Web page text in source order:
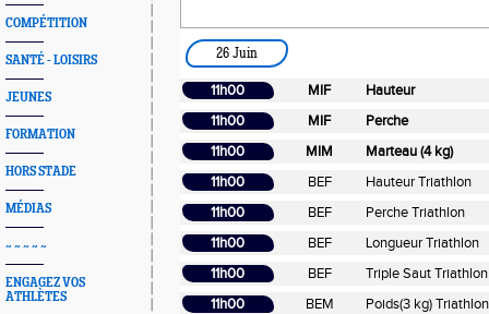
COMPÉTITION
SANTÉ - LOISIRS
JEUNES
FORMATION
HORS STADE
MÉDIAS
~ ~ ~ ~ ~
ENGAGEZ VOS
ATHLÈTES
26 Juin
11h00 MIF
Hauteur
11h00
MIF
Perche
11h00
MIM
Marteau (4 kg)
11h00
BEF
Hauteur Triathlon
11h00
BEF
Perche Triathlon
11h00
BEF
Longueur Triathlon
11h00
BEF
Triple Saut Triathlon
11h00
BEM
Poids(3 kg) Triathlon